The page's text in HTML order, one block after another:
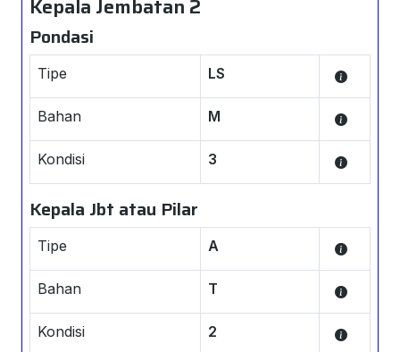
Kepala Jembatan 2
Pondasi
Tipe LS
Bahan M
Kondisi 3
Kepala Jbt atau Pilar
Tipe A
Bahan T
Kondisi 2